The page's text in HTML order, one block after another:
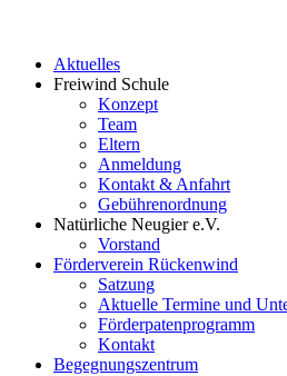
Aktuelles
Freiwind Schule
Konzept
Team
Eltern
Anmeldung
Kontakt & Anfahrt
Gebührenordnung
Natürliche Neugier e.V.
Vorstand
Förderverein Rückenwind
Satzung
Aktuelle Termine und
Förderpatenprogramm
Kontakt
Begegnungszentrum